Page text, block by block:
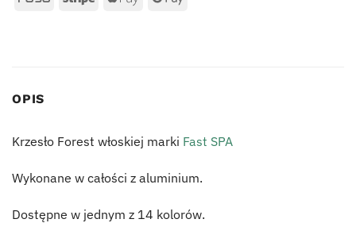
OPIS
Krzesło Forest włoskiej marki Fast SPA
Wykonane w całości z aluminium.
Dostępne w jednym z 14 kolorów.